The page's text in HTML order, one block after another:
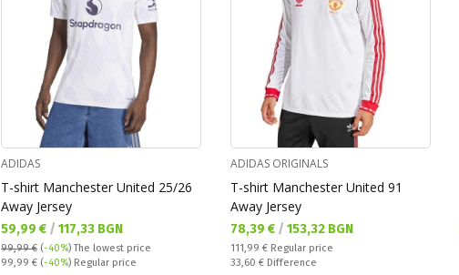
ADIDAS
T-shirt Manchester United 25/26
Away Jersey
Текуща цена:
59,99 € / 117,33 BGN
99,99 € (-40%)The lowest price
Regular price:
99,99 € (-40%) Regular price
ADIDAS ORIGINALS
T-shirt Manchester United 91
Away Jersey
Текуща цена:
78,39 € / 153,32 BGN
Regular price:
111,99 € Regular price
Спестявате:
33,60 € Difference